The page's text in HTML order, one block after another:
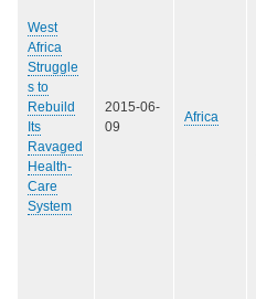
West
Africa
Struggle
s to
Rebuild
Its
Ravaged
Health-
Care
System
2015-06-
09
Africa